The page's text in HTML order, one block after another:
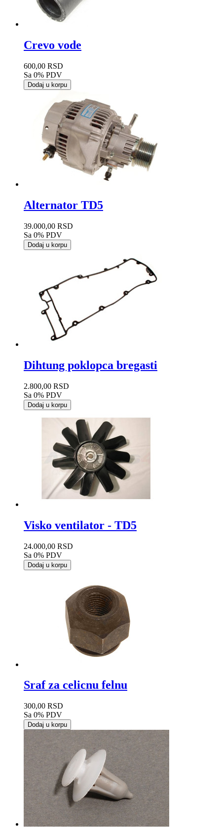
Crevo vode
600,00 RSD
Sa 0% PDV
Dodaj u korpu
Alternator TD5
39.000,00 RSD
Sa 0% PDV
Dodaj u korpu
Dihtung poklopca bregasti
2.800,00 RSD
Sa 0% PDV
Dodaj u korpu
Visko ventilator - TD5
24.000,00 RSD
Sa 0% PDV
Dodaj u korpu
Sraf za celicnu felnu
300,00 RSD
Sa 0% PDV
Dodaj u korpu